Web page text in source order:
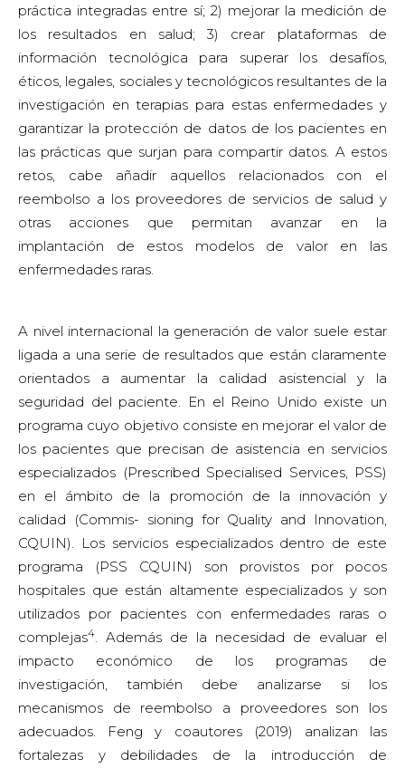
práctica integradas entre sí; 2) mejorar la medición de
los resultados en salud; 3) crear plataformas de
información tecnológica para superar los desafíos,
éticos, legales, sociales y tecnológicos resultantes de la
investigación en terapias para estas enfermedades y
garantizar la protección de datos de los pacientes en
las prácticas que surjan para compartir datos. A estos
retos, cabe añadir aquellos relacionados con el
reembolso a los proveedores de servicios de salud y
otras acciones que permitan avanzar en la
implantación de estos modelos de valor en las
enfermedades raras.
A nivel internacional la generación de valor suele estar
ligada a una serie de resultados que están claramente
orientados a aumentar la calidad asistencial y la
seguridad del paciente. En el Reino Unido existe un
programa cuyo objetivo consiste en mejorar el valor de
los pacientes que precisan de asistencia en servicios
especializados (Prescribed Specialised Services, PSS)
en el ámbito de la promoción de la innovación y
calidad (Commis- sioning for Quality and Innovation,
CQUIN). Los servicios especializados dentro de este
programa (PSS CQUIN) son provistos por pocos
hospitales que están altamente especializados y son
utilizados por pacientes con enfermedades raras o
complejas4
. Además de la necesidad de evaluar el
impacto económico de los programas de
investigación, también debe analizarse si los
mecanismos de reembolso a proveedores son los
adecuados. Feng y coautores (2019) analizan las
fortalezas y debilidades de la introducción de